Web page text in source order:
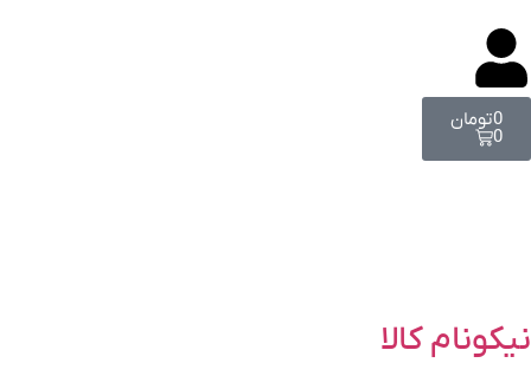
0تومان
0
نیکونام کالا